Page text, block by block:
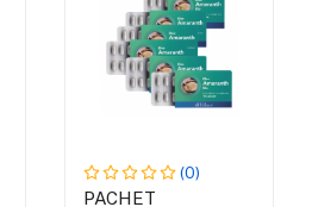
(0)
PACHET